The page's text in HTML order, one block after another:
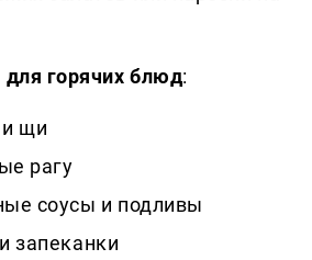
горячих блюд:
щи
рагу
соусы и подливы
запеканки